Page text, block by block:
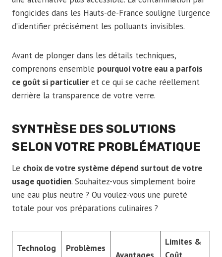
fongicides dans les Hauts-de-France souligne l’urgence
d’identifier précisément les polluants invisibles.
Avant de plonger dans les détails techniques,
comprenons ensemble pourquoi votre eau a parfois
ce goût si particulier et ce qui se cache réellement
derrière la transparence de votre verre.
SYNTHÈSE DES SOLUTIONS
SELON VOTRE PROBLÉMATIQUE
Le choix de votre système dépend surtout de votre
usage quotidien. Souhaitez-vous simplement boire
une eau plus neutre ? Ou voulez-vous une pureté
totale pour vos préparations culinaires ?
Technolog
Problèmes
Limites &